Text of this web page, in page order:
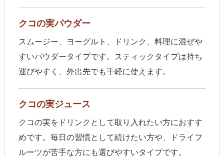
クコの実パウダー
スムージー、ヨーグルト、ドリンク、料理に混ぜや
すいパウダータイプです。スティックタイプは持ち
運びやすく、外出先でも手軽に使えます。
クコの実ジュース
クコの実をドリンクとして取り入れたい方におすす
めです。毎日の習慣として続けたい方や、ドライフ
ルーツが苦手な方にも選びやすいタイプです。